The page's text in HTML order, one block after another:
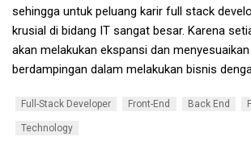
sehingga untuk peluang karir full stack
krusial di bidang IT sangat besar. Karena
akan melakukan ekspansi dan
berdampingan dalam melakukan bisnis
Full-Stack Developer Front-End Back End
Technology